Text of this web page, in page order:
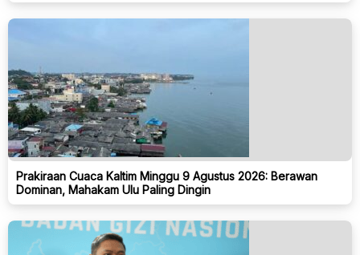
Prakiraan Cuaca Kaltim Minggu 9 Agustus 2026: Berawan
Dominan, Mahakam Ulu Paling Dingin